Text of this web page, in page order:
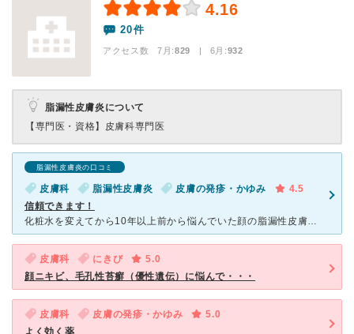
4.16
20件
アクセス数 7月:829 | 6月:932
脂漏性皮膚炎について
【専門医・資格】 皮膚科専門医
脂漏性皮膚炎の口コミ
皮膚科 脂漏性皮膚炎 皮膚の発疹・かゆみ
4.5
信頼できます！
化粧水を変えてから10年以上前から悩んでいた顔の脂漏性皮膚炎が悪化し、なおかつすごく痒くなってしまい20年ぶりに受診。実は耳の中も脂漏性皮膚炎になっていて悩んでいて女性の先生に診察をしていただいたので
皮膚科 にきび
5.0
顔ニキビ、毛孔性苔癬（優性遺伝）に悩んで・・・
皮膚科 皮膚の発疹・かゆみ
5.0
よく効く薬